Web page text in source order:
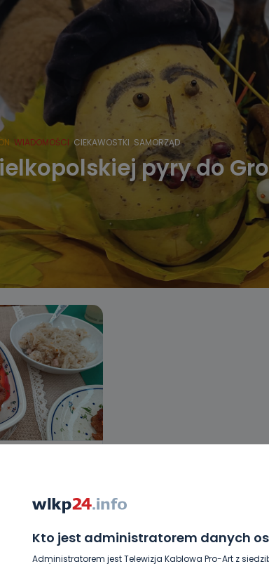
Kto jest administratorem danych
Administratorem jest Telewizja Kablowa Pro-Art z
WIADOMOŚCI CIEKAWOSTKI SAMORZĄD
pyry do
pyrę